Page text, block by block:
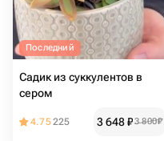
Последний
Садик из суккулентов в
сером
4.75225 3 648₽3 800₽